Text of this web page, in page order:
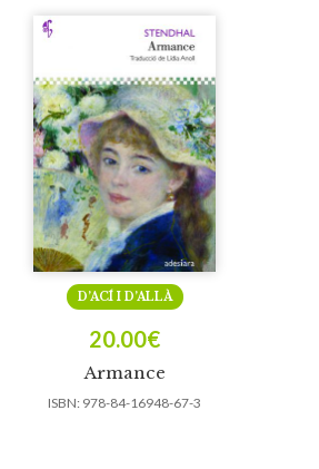
Armance
D’ACÍ I D’ALLÀ
20.00€
ISBN: 978-84-16948-67-3